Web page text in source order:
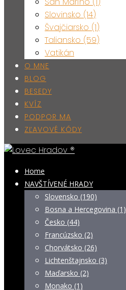
Slovinsko (14)
Švajčiarsko (1)
Taliansko (59)
Vatikán
O MNE
BLOG
BESEDY
KVÍZ
PODPOR MA
ZĽAVOVÉ KÓDY
Home
NAVŠTÍVENÉ HRADY
Slovensko (190)
Bosna a Hercegovina (1)
Česko (44)
Francúzsko (2)
Chorvátsko (26)
Lichtenštajnsko (3)
Maďarsko (2)
Monako (1)